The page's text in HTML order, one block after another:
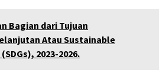
Bagian dari Tujuan
Atau Sustainable
2023-2026.